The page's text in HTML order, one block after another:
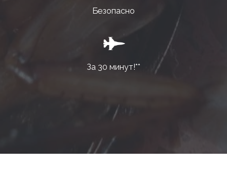
Безопасно
За 30 минут!**